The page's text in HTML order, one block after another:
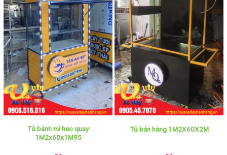
Tủ bánh mì heo quay
1M2x60x1M95
Tủ bán hàng 1M2X60X2M